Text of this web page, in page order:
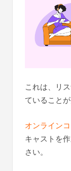
これは、リ
ていること
オンライン
キャストを
さい。